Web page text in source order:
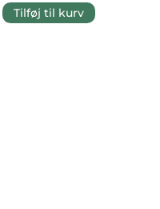
Tilføj til kurv